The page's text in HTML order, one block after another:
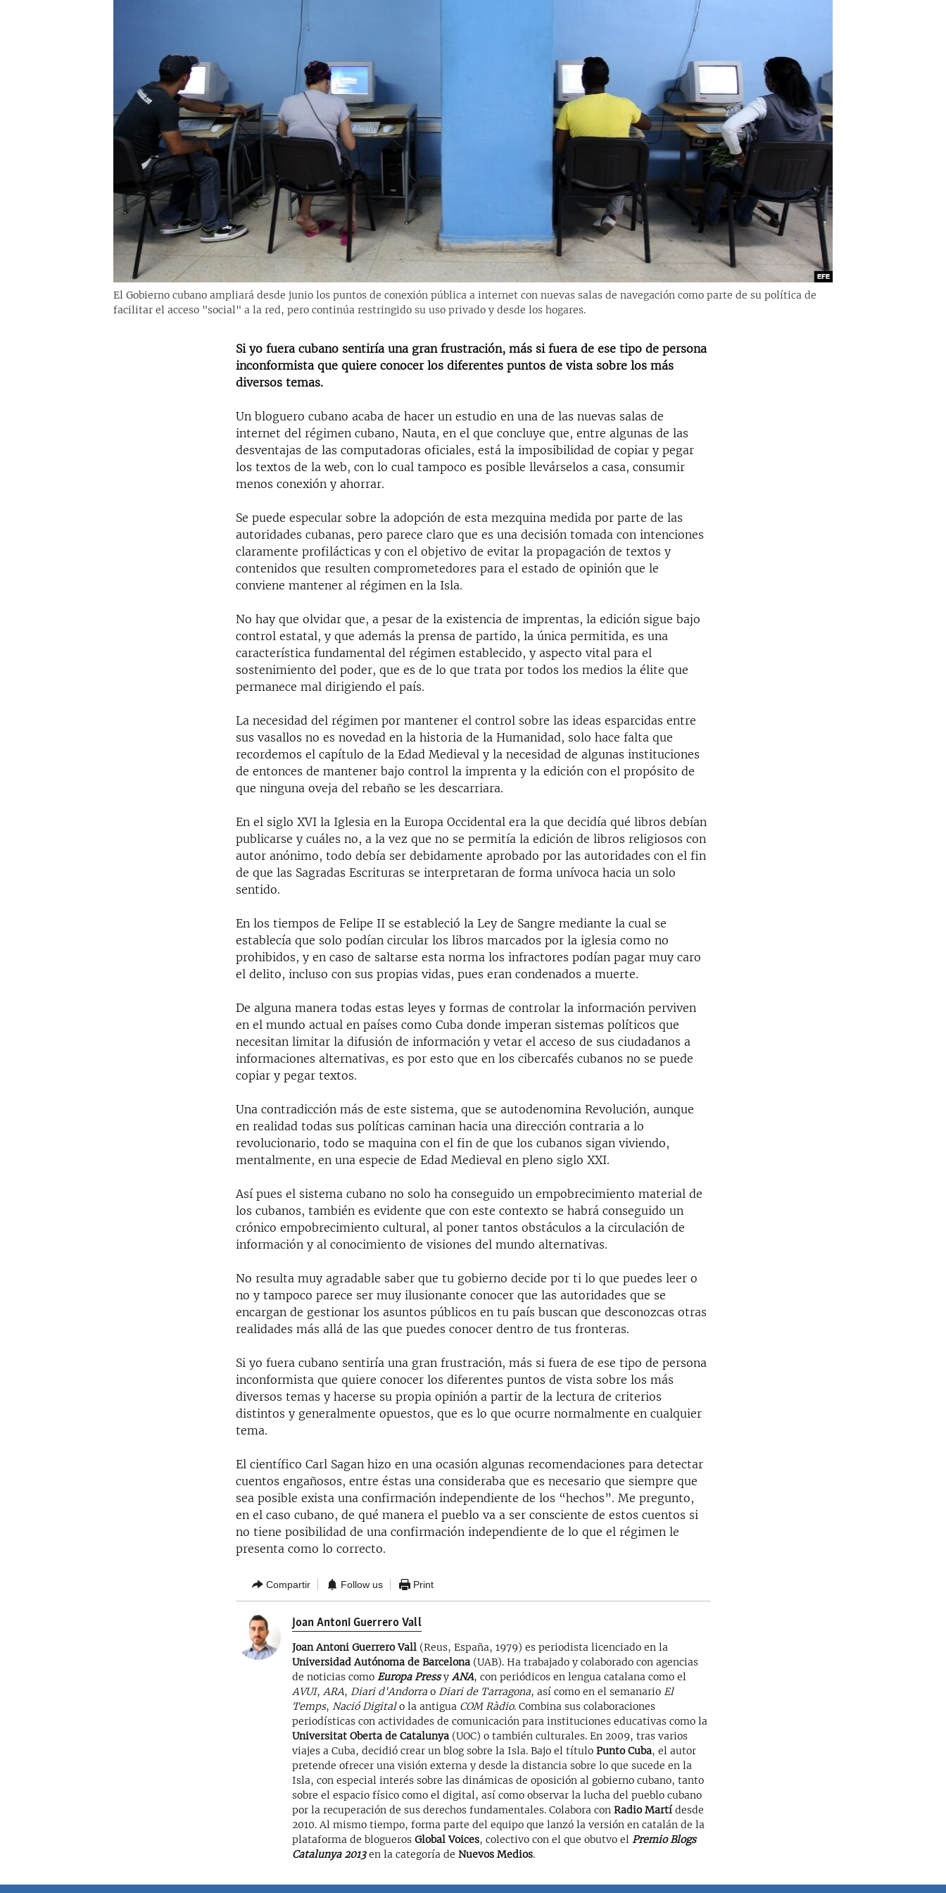
LA REALIDAD DE LA VIVIENDA EN
SER VIEJO EN CUBA
LOS SANTOS DE HIALEAH
DESINFORMACIÓN RUSA EN
LA INVASIÓN DE RUSIA A UCRANIA
El Gobierno cubano ampliará desde junio los puntos de conexión pública a internet con nuevas salas de navegación como parte de su política de
facilitar el acceso "social" a la red, pero continúa restringido su uso privado y desde los hogares.
Si yo fuera cubano sentiría una gran frustración, más si fuera de ese tipo de persona
inconformista que quiere conocer los diferentes puntos de vista sobre los más
diversos temas.
Un bloguero cubano acaba de hacer un estudio en una de las nuevas salas de
internet del régimen cubano, Nauta, en el que concluye que, entre algunas de las
desventajas de las computadoras oficiales, está la imposibilidad de copiar y pegar
los textos de la web, con lo cual tampoco es posible llevárselos a casa, consumir
menos conexión y ahorrar.
Se puede especular sobre la adopción de esta mezquina medida por parte de las
autoridades cubanas, pero parece claro que es una decisión tomada con intenciones
claramente profilácticas y con el objetivo de evitar la propagación de textos y
contenidos que resulten comprometedores para el estado de opinión que le
conviene mantener al régimen en la Isla.
No hay que olvidar que, a pesar de la existencia de imprentas, la edición sigue bajo
control estatal, y que además la prensa de partido, la única permitida, es una
característica fundamental del régimen establecido, y aspecto vital para el
sostenimiento del poder, que es de lo que trata por todos los medios la élite que
permanece mal dirigiendo el país.
La necesidad del régimen por mantener el control sobre las ideas esparcidas entre
sus vasallos no es novedad en la historia de la Humanidad, solo hace falta que
recordemos el capítulo de la Edad Medieval y la necesidad de algunas instituciones
de entonces de mantener bajo control la imprenta y la edición con el propósito de
que ninguna oveja del rebaño se les descarriara.
En el siglo XVI la Iglesia en la Europa Occidental era la que decidía qué libros debían
publicarse y cuáles no, a la vez que no se permitía la edición de libros religiosos con
autor anónimo, todo debía ser debidamente aprobado por las autoridades con el fin
de que las Sagradas Escrituras se interpretaran de forma unívoca hacia un solo
sentido.
En los tiempos de Felipe II se estableció la Ley de Sangre mediante la cual se
establecía que solo podían circular los libros marcados por la iglesia como no
prohibidos, y en caso de saltarse esta norma los infractores podían pagar muy caro
el delito, incluso con sus propias vidas, pues eran condenados a muerte.
De alguna manera todas estas leyes y formas de controlar la información perviven
en el mundo actual en países como Cuba donde imperan sistemas políticos que
necesitan limitar la difusión de información y vetar el acceso de sus ciudadanos a
informaciones alternativas, es por esto que en los cibercafés cubanos no se puede
copiar y pegar textos.
Una contradicción más de este sistema, que se autodenomina Revolución, aunque
en realidad todas sus políticas caminan hacia una dirección contraria a lo
revolucionario, todo se maquina con el fin de que los cubanos sigan viviendo,
mentalmente, en una especie de Edad Medieval en pleno siglo XXI.
Así pues el sistema cubano no solo ha conseguido un empobrecimiento material de
los cubanos, también es evidente que con este contexto se habrá conseguido un
crónico empobrecimiento cultural, al poner tantos obstáculos a la circulación de
información y al conocimiento de visiones del mundo alternativas.
No resulta muy agradable saber que tu gobierno decide por ti lo que puedes leer o
no y tampoco parece ser muy ilusionante conocer que las autoridades que se
encargan de gestionar los asuntos públicos en tu país buscan que desconozcas otras
realidades más allá de las que puedes conocer dentro de tus fronteras.
Si yo fuera cubano sentiría una gran frustración, más si fuera de ese tipo de persona
inconformista que quiere conocer los diferentes puntos de vista sobre los más
diversos temas y hacerse su propia opinión a partir de la lectura de criterios
distintos y generalmente opuestos, que es lo que ocurre normalmente en cualquier
tema.
El científico Carl Sagan hizo en una ocasión algunas recomendaciones para detectar
cuentos engañosos, entre éstas una consideraba que es necesario que siempre que
sea posible exista una confirmación independiente de los “hechos”. Me pregunto,
en el caso cubano, de qué manera el pueblo va a ser consciente de estos cuentos si
no tiene posibilidad de una confirmación independiente de lo que el régimen le
presenta como lo correcto.
Compartir Follow us Print
Joan Antoni Guerrero Vall
Joan Antoni Guerrero Vall (Reus, España, 1979) es periodista licenciado en la
Universidad Autónoma de Barcelona (UAB). Ha trabajado y colaborado con agencias
de noticias comoEuropa PressyANA, con periódicos en lengua catalana como el
AVUI,ARA,Diari d'Andorra oDiari de Tarragona, así como en el semanarioEl
Temps, Nació Digitalo la antigua COM Ràdio. Combina sus colaboraciones
periodísticas con actividades de comunicación para instituciones educativas como la
Universitat Oberta de Catalunya (UOC) o también culturales. En 2009, tras varios
viajes a Cuba, decidió crear un blog sobre la Isla. Bajo el títuloPunto Cuba, el autor
pretende ofrecer una visión externa y desde la distancia sobre lo que sucede en la
Isla, con especial interés sobre las dinámicas de oposición al gobierno cubano, tanto
sobre el espacio físico como el digital, así como observar la lucha del pueblo cubano
por la recuperación de sus derechos fundamentales. Colabora conRadio Martí desde
2010. Al mismo tiempo, forma parte del equipo que lanzó la versión en catalán de la
plataforma de bloguerosGlobal Voices, colectivo con el que obutvo elPremio Blogs
Catalunya 2013en la categoría deNuevos Medios.